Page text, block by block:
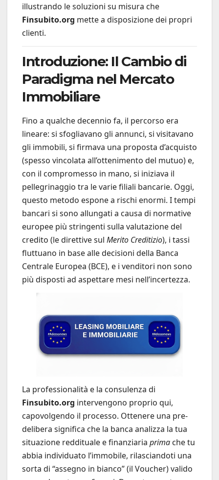
illustrando le soluzioni su misura che
Finsubito.org mette a disposizione dei propri
clienti.
Introduzione: Il Cambio di
Paradigma nel Mercato
Immobiliare
Fino a qualche decennio fa, il percorso era
lineare: si sfogliavano gli annunci, si visitavano
gli immobili, si firmava una proposta d’acquisto
(spesso vincolata all’ottenimento del mutuo) e,
con il compromesso in mano, si iniziava il
pellegrinaggio tra le varie filiali bancarie. Oggi,
questo metodo espone a rischi enormi. I tempi
bancari si sono allungati a causa di normative
europee più stringenti sulla valutazione del
credito (le direttive sul Merito Creditizio), i tassi
fluttuano in base alle decisioni della Banca
Centrale Europea (BCE), e i venditori non sono
più disposti ad aspettare mesi nell’incertezza.
La professionalità e la consulenza di
Finsubito.org intervengono proprio qui,
capovolgendo il processo. Ottenere una pre-
delibera significa che la banca analizza la tua
situazione reddituale e finanziaria prima che tu
abbia individuato l’immobile, rilasciandoti una
sorta di “assegno in bianco” (il Voucher) valido